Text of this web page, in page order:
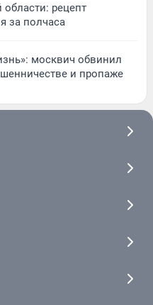
рецепт
за полчаса
москвич обвинил
и пропаже